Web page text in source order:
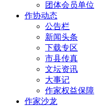
团体会员单位
作协动态
公告栏
新闻头条
下载专区
市县传真
文坛资讯
大事记
作家权益保障
作家沙龙